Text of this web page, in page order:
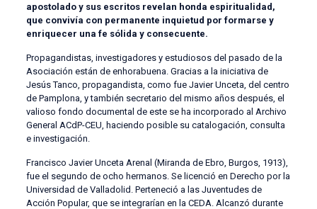
apostolado y sus escritos revelan honda espiritualidad,
que convivía con permanente inquietud por formarse y
enriquecer una fe sólida y consecuente.
Propagandistas, investigadores y estudiosos del pasado de la
Asociación están de enhorabuena. Gracias a la iniciativa de
Jesús Tanco, propagandista, como fue Javier Unceta, del centro
de Pamplona, y también secretario del mismo años después, el
valioso fondo documental de este se ha incorporado al Archivo
General ACdP-CEU, haciendo posible su catalogación, consulta
e investigación.
Francisco Javier Unceta Arenal (Miranda de Ebro, Burgos, 1913),
fue el segundo de ocho hermanos. Se licenció en Derecho por la
Universidad de Valladolid. Perteneció a las Juventudes de
Acción Popular, que se integrarían en la CEDA. Alcanzó durante